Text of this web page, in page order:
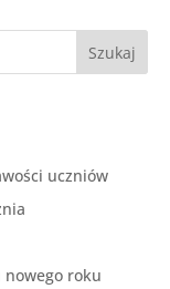
Szukaj
uczniów
roku